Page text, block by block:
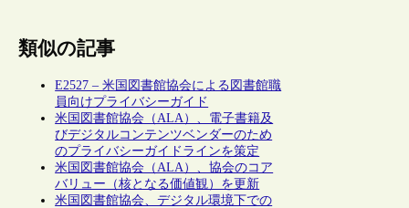
類似の記事
E2527 – 米国図書館協会による図書館職
員向けプライバシーガイド
米国図書館協会（ALA）、電子書籍及
びデジタルコンテンツベンダーのため
のプライバシーガイドラインを策定
米国図書館協会（ALA）、協会のコア
バリュー（核となる価値観）を更新
米国図書館協会、デジタル環境下での